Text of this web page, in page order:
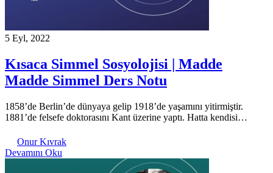
5 Eyl, 2022
Kısaca Simmel Sosyolojisi | Madde
Madde Simmel Ders Notu
1858’de Berlin’de dünyaya gelip 1918’de yaşamını yitirmiştir.
1881’de felsefe doktorasını Kant üzerine yaptı. Hatta kendisi…
Onur Kıvrak
Devamını Oku